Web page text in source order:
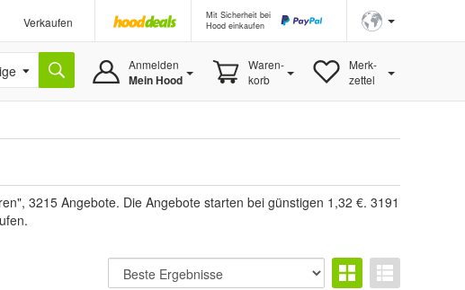
Verkaufen
Mit Sicherheit bei
Hood einkaufen
Anmelden
Mein Hood
Waren-
korb
Merk-
zettel
3215 Angebote. Die Angebote starten bei günstigen 1,32 €. 3191